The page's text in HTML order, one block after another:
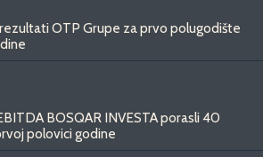
OTP Grupe za prvo polugodište
BOSQAR INVESTA porasli 40
polovici godine